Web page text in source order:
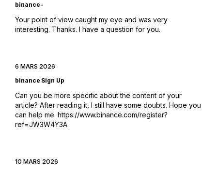
binance-
Your point of view caught my eye and was very
interesting. Thanks. I have a question for you.
6 MARS 2026
binance Sign Up
Can you be more specific about the content of your
article? After reading it, I still have some doubts. Hope you
can help me.https://www.binance.com/register?
ref=JW3W4Y3A
10 MARS 2026